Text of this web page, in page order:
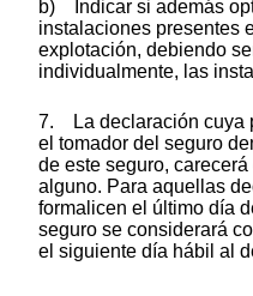
b) Indicar si además
instalaciones presentes
explotación, debiendo
individualmente, las
7. La declaración cuya
el tomador del seguro
de este seguro,
alguno. Para aquellas
formalicen el último día
seguro se considerará
el siguiente día hábil al